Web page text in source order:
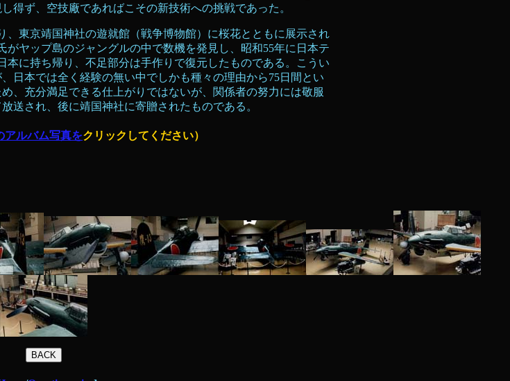
得ず、空技廠であればこその新技術への挑戦であった。
東京靖国神社の遊就館（戦争博物館）に桜花とともに展示され
ヤップ島のジャングルの中で数機を発見し、昭和55年に日本テ
本に持ち帰り、不足部分は手作りで復元したものである。こうい
日本では全く経験の無い中でしかも種々の理由から75日間とい
、充分満足できる仕上がりではないが、関係者の努力には敬服
送され、後に靖国神社に寄贈されたものである。
アルバム写真をクリックしてください）